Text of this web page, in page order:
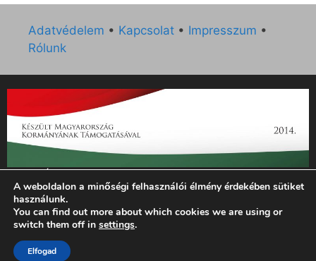
Adatvédelem • Kapcsolat • Impresszum •
Rólunk
„Az Új Ember katolikus hetilap 2014. évi működésének
támogatását az EGYH-KCP-14-P-0121 sz. támogatási
szerződés keretében 3 000 000 Ft összegben támogatta az
Emberi Erőforrások Minisztériuma.”
© 2026 Magyar Kurír - Új Ember
A weboldalon a minőségi felhasználói élmény érdekében sütiket
használunk.
You can find out more about which cookies we are using or
switch them off in settings.
Elfogad